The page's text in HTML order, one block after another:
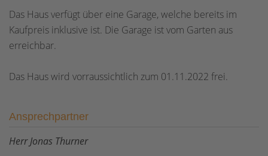
Das Haus verfügt über eine Garage, welche bereits im
Kaufpreis inklusive ist. Die Garage ist vom Garten aus
erreichbar.
Das Haus wird vorraussichtlich zum 01.11.2022 frei.
Ansprechpartner
Herr Jonas Thurner